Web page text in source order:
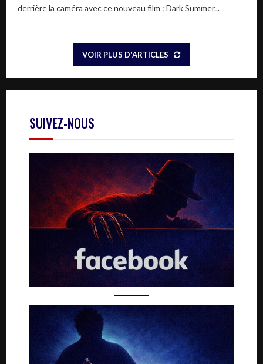
derrière la caméra avec ce nouveau film : Dark Summer...
VOIR PLUS D'ARTICLES
SUIVEZ-NOUS